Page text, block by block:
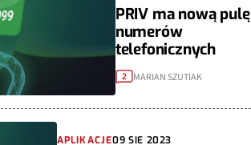
PRIV ma nową pulę
numerów
telefonicznych
2 MARIAN SZUTIAK
APLIKACJE09 SIE 2023